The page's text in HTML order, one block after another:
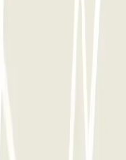
notés à Bruxelles